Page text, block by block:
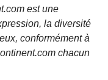
est une
la diversité
conformément à
chacun